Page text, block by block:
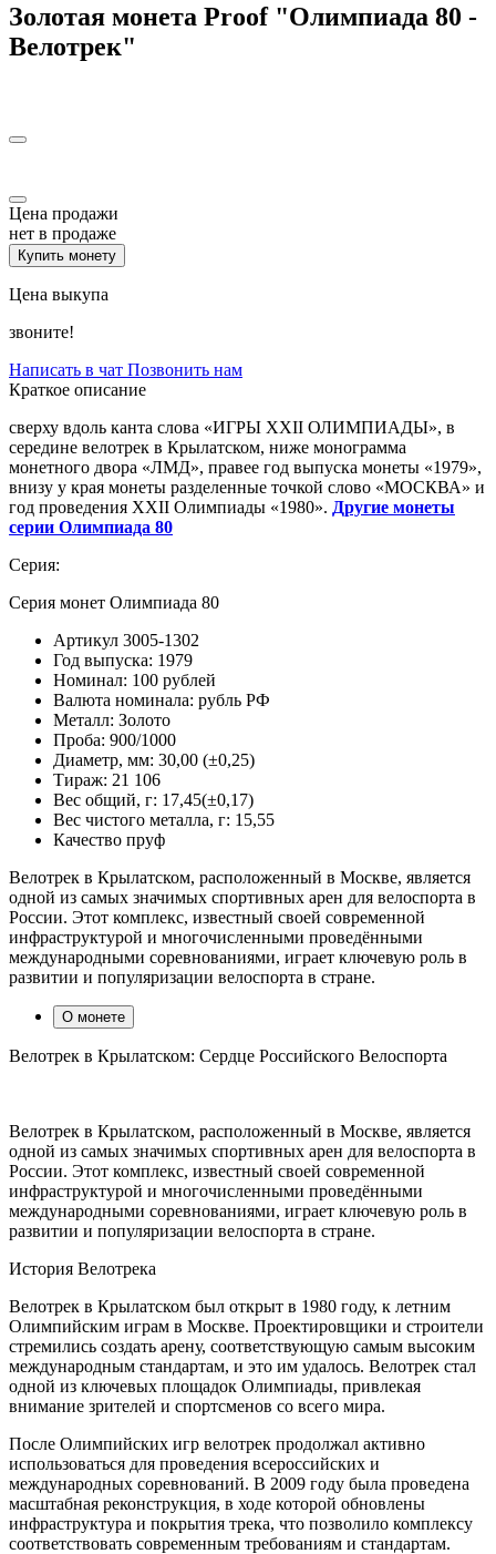
Золотая монета Proof "Олимпиада 80 -
Велотрек"
Цена продажи
нет в продаже
Купить монету
Цена выкупа
звоните!
Написать в чат Позвонить нам
Краткое описание
сверху вдоль канта слова «ИГРЫ XXII ОЛИМПИАДЫ», в
середине велотрек в Крылатском, ниже монограмма
монетного двора «ЛМД», правее год выпуска монеты «1979»,
внизу у края монеты разделенные точкой слово «МОСКВА» и
год проведения XXII Олимпиады «1980». Другие монеты
серии Олимпиада 80
Серия:
Серия монет Олимпиада 80
Артикул 3005-1302
Год выпуска: 1979
Номинал: 100 рублей
Валюта номинала: рубль РФ
Металл: Золото
Проба: 900/1000
Диаметр, мм: 30,00 (±0,25)
Тираж: 21 106
Вес общий, г: 17,45(±0,17)
Вес чистого металла, г: 15,55
Качество пруф
Велотрек в Крылатском, расположенный в Москве, является
одной из самых значимых спортивных арен для велоспорта в
России. Этот комплекс, известный своей современной
инфраструктурой и многочисленными проведёнными
международными соревнованиями, играет ключевую роль в
развитии и популяризации велоспорта в стране.
О монете
Велотрек в Крылатском: Сердце Российского Велоспорта
Велотрек в Крылатском, расположенный в Москве, является
одной из самых значимых спортивных арен для велоспорта в
России. Этот комплекс, известный своей современной
инфраструктурой и многочисленными проведёнными
международными соревнованиями, играет ключевую роль в
развитии и популяризации велоспорта в стране.
История Велотрека
Велотрек в Крылатском был открыт в 1980 году, к летним
Олимпийским играм в Москве. Проектировщики и строители
стремились создать арену, соответствующую самым высоким
международным стандартам, и это им удалось. Велотрек стал
одной из ключевых площадок Олимпиады, привлекая
внимание зрителей и спортсменов со всего мира.
После Олимпийских игр велотрек продолжал активно
использоваться для проведения всероссийских и
международных соревнований. В 2009 году была проведена
масштабная реконструкция, в ходе которой обновлены
инфраструктура и покрытия трека, что позволило комплексу
соответствовать современным требованиям и стандартам.